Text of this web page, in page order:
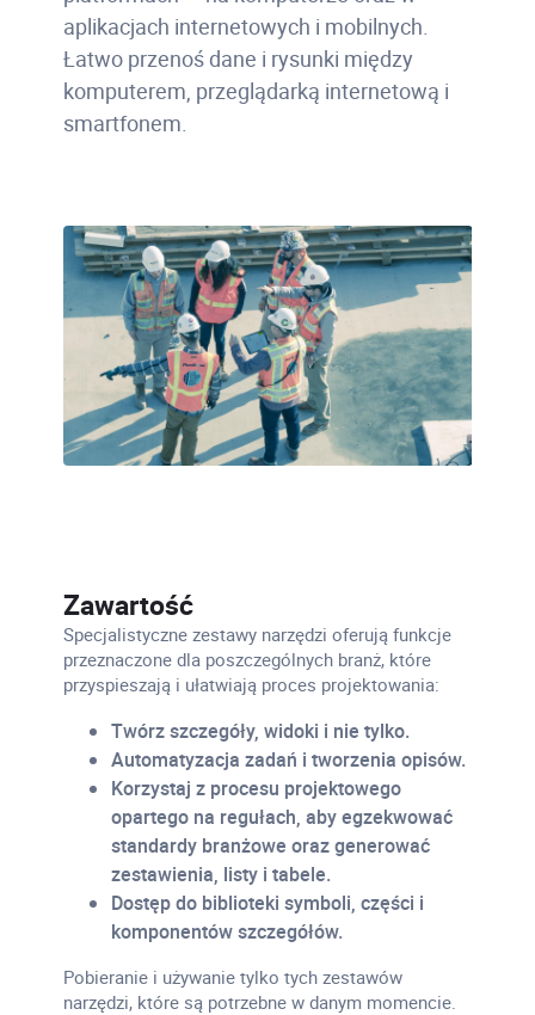
aplikacjach internetowych i mobilnych.
Łatwo przenoś dane i rysunki między
komputerem, przeglądarką internetową i
smartfonem.
Zawartość
Specjalistyczne zestawy narzędzi oferują funkcje
przeznaczone dla poszczególnych branż, które
przyspieszają i ułatwiają proces projektowania:
Twórz szczegóły, widoki i nie tylko.
Automatyzacja zadań i tworzenia opisów.
Korzystaj z procesu projektowego
opartego na regułach, aby egzekwować
standardy branżowe oraz generować
zestawienia, listy i tabele.
Dostęp do biblioteki symboli, części i
komponentów szczegółów.
Pobieranie i używanie tylko tych zestawów
narzędzi, które są potrzebne w danym momencie.